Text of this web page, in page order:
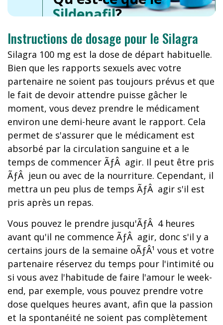
Sildenafil?
Instructions de dosage pour le Silagra
Silagra 100 mg est la dose de départ habituelle.
Bien que les rapports sexuels avec votre
partenaire ne soient pas toujours prévus et que
le fait de devoir attendre puisse gâcher le
moment, vous devez prendre le médicament
environ une demi-heure avant le rapport. Cela
permet de s'assurer que le médicament est
absorbé par la circulation sanguine et a le
temps de commencer ÃƒÂ agir. Il peut être pris
ÃƒÂ jeun ou avec de la nourriture. Cependant, il
mettra un peu plus de temps ÃƒÂ agir s'il est
pris après un repas.
Vous pouvez le prendre jusqu'ÃƒÂ 4 heures
avant qu'il ne commence ÃƒÂ agir, donc s'il y a
certains jours de la semaine oÃƒÂ¹ vous et votre
partenaire réservez du temps pour l'intimité ou
si vous avez l'habitude de faire l'amour le week-
end, par exemple, vous pouvez prendre votre
dose quelques heures avant, afin que la passion
et la spontanéité ne soient pas complètement